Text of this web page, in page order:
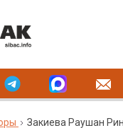
Закиева Раушан